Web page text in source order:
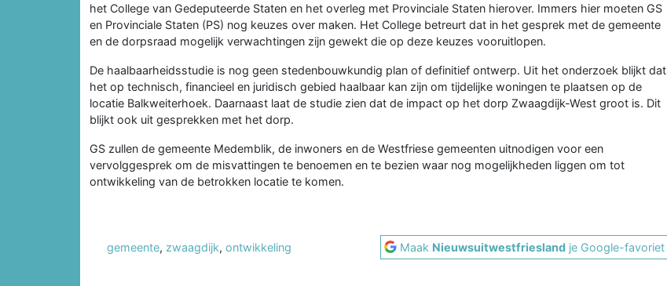
het College van Gedeputeerde Staten en het overleg met Provinciale Staten hierover. Immers hier moeten GS
en Provinciale Staten (PS) nog keuzes over maken. Het College betreurt dat in het gesprek met de gemeente
en de dorpsraad mogelijk verwachtingen zijn gewekt die op deze keuzes vooruitlopen.
De haalbaarheidsstudie is nog geen stedenbouwkundig plan of definitief ontwerp. Uit het onderzoek blijkt dat
het op technisch, financieel en juridisch gebied haalbaar kan zijn om tijdelijke woningen te plaatsen op de
locatie Balkweiterhoek. Daarnaast laat de studie zien dat de impact op het dorp Zwaagdijk-West groot is. Dit
blijkt ook uit gesprekken met het dorp.
GS zullen de gemeente Medemblik, de inwoners en de Westfriese gemeenten uitnodigen voor een
vervolggesprek om de misvattingen te benoemen en te bezien waar nog mogelijkheden liggen om tot
ontwikkeling van de betrokken locatie te komen.
gemeente, zwaagdijk, ontwikkeling Maak Nieuwsuitwestfriesland je Google-favoriet